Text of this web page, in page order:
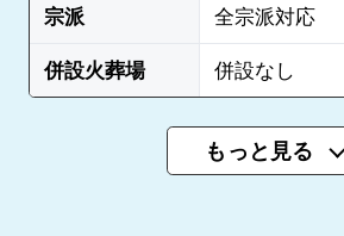
宗派
全宗派対応
併設火葬場
併設なし
もっと見る